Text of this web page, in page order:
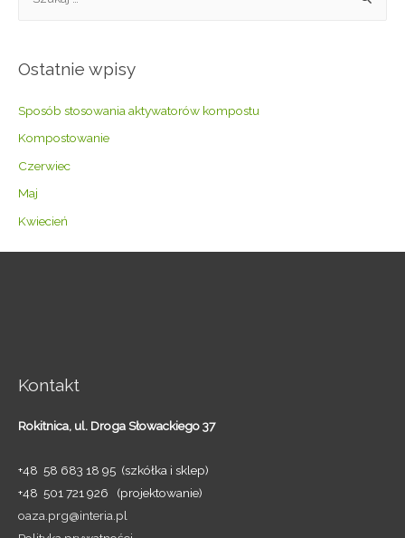
Ostatnie wpisy
Sposób stosowania aktywatorów kompostu
Kompostowanie
Czerwiec
Maj
Kwiecień
Kontakt
Rokitnica, ul. Droga Słowackiego 37
+48 58 683 18 95 (szkółka i sklep)
+48 501 721 926 (projektowanie)
oaza.prg@interia.pl